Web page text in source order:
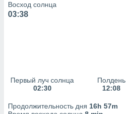
наших 1199
Восход солнца
03:38
Первый луч солнца
02:30
Полдень
12:08
Продолжительность дня 16h 57m